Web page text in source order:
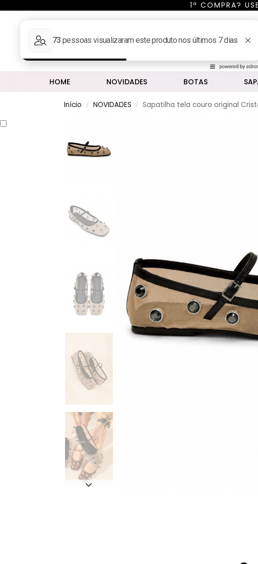
1ª COMPRA?
MINHA CONTA
HOME NOVIDADES BOTAS
Início / NOVIDADES / Sapatilha tela couro original